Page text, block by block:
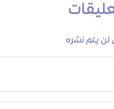
لن يتم نشره